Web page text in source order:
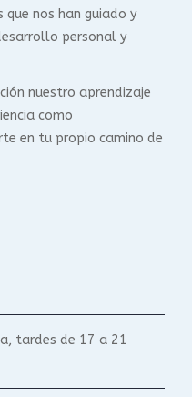
nos han guiado y
personal y
nuestro aprendizaje
como
en tu propio camino de
tardes de 17 a 21